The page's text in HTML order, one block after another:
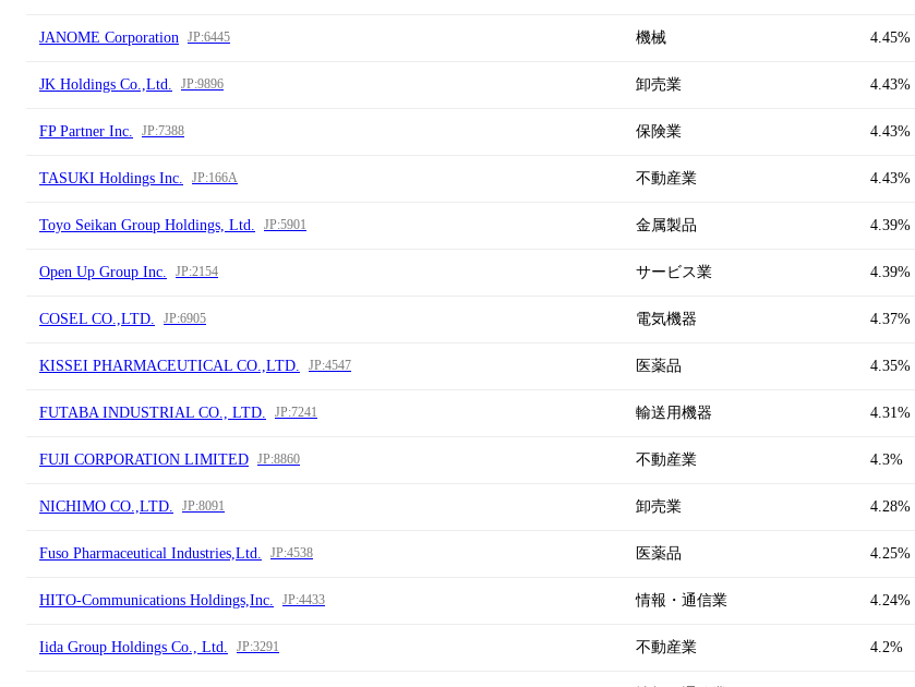
JANOME Corporation JP:6445 機械 4.45%
JK Holdings Co.,Ltd. JP:9896 卸売業 4.43%
FP Partner Inc. JP:7388 保険業 4.43%
TASUKI Holdings Inc. JP:166A 不動産業 4.43%
Toyo Seikan Group Holdings, Ltd. JP:5901 金属製品 4.39%
Open Up Group Inc. JP:2154 サービス業 4.39%
COSEL CO.,LTD. JP:6905 電気機器 4.37%
KISSEI PHARMACEUTICAL CO.,LTD. JP:4547 医薬品 4.35%
FUTABA INDUSTRIAL CO., LTD. JP:7241 輸送用機器 4.31%
FUJI CORPORATION LIMITED JP:8860 不動産業 4.3%
NICHIMO CO.,LTD. JP:8091 卸売業 4.28%
Fuso Pharmaceutical Industries,Ltd. JP:4538 医薬品 4.25%
HITO-Communications Holdings,Inc. JP:4433 情報・通信業 4.24%
Iida Group Holdings Co., Ltd. JP:3291 不動産業 4.2%